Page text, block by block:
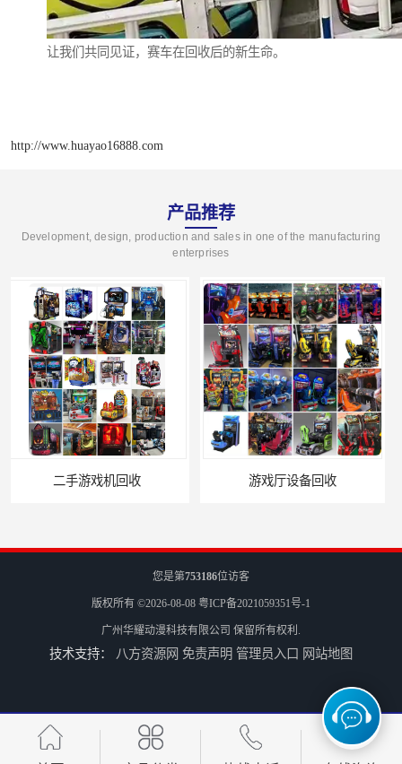
让我们共同见证，赛车在回收后的新生命。
http://www.huayao16888.com
产品推荐
Development, design, production and sales in one of the manufacturing
enterprises
游戏厅设备回收 电玩城设备回收
电玩城整场回收
您是第753186位访客
版权所有 ©2026-08-08 粤ICP备2021059351号-1
广州华耀动漫科技有限公司 保留所有权利.
技术支持： 八方资源网 免责声明 管理员入口 网站地图